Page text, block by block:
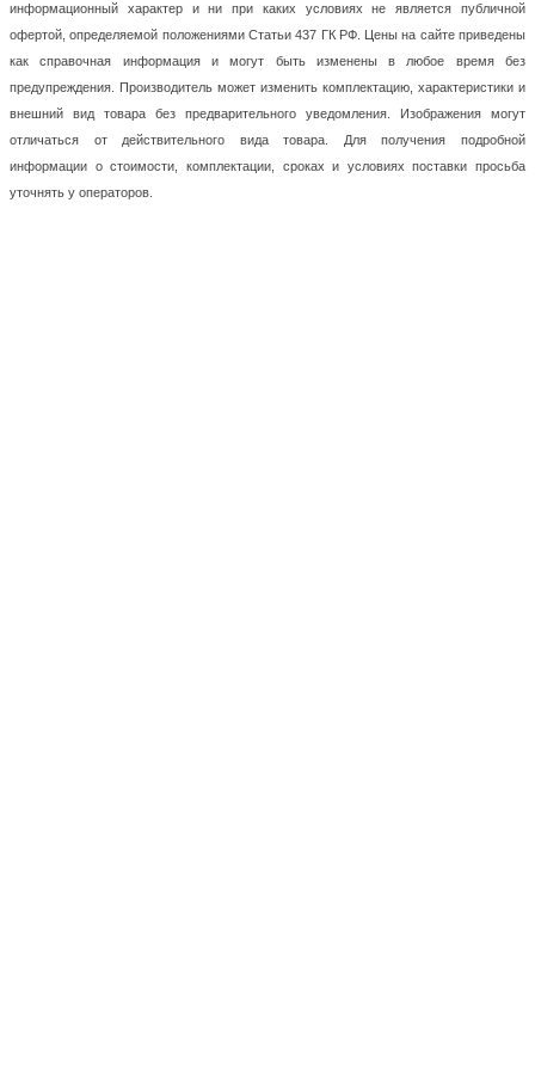
информационный характер и ни при каких условиях не является публичной
офертой, определяемой положениями Статьи 437 ГК РФ. Цены на сайте приведены
как справочная информация и могут быть изменены в любое время без
предупреждения. Производитель может изменить комплектацию, характеристики и
внешний вид товара без предварительного уведомления. Изображения могут
отличаться от действительного вида товара. Для получения подробной
информации о стоимости, комплектации, сроках и условиях поставки просьба
уточнять у операторов.